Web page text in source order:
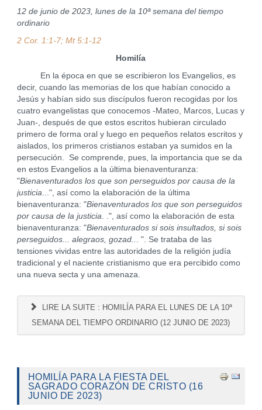
12 de junio de 2023, lunes de la 10ª semana del tiempo
ordinario
2 Cor. 1:1-7; Mt 5:1-12
Homilía
En la época en que se escribieron los Evangelios, es
decir, cuando las memorias de los que habían conocido a
Jesús y habían sido sus discípulos fueron recogidas por los
cuatro evangelistas que conocemos -Mateo, Marcos, Lucas y
Juan-, después de que estos escritos hubieran circulado
primero de forma oral y luego en pequeños relatos escritos y
aislados, los primeros cristianos estaban ya sumidos en la
persecución. Se comprende, pues, la importancia que se da
en estos Evangelios a la última bienaventuranza:
"Bienaventurados los que son perseguidos por causa de la
justicia...", así como la elaboración de la última
bienaventuranza: "Bienaventurados los que son perseguidos
por causa de la justicia. .", así como la elaboración de esta
bienaventuranza: "Bienaventurados si sois insultados, si sois
perseguidos... alegraos, gozad.. . ". Se trataba de las
tensiones vividas entre las autoridades de la religión judía
tradicional y el naciente cristianismo que era percibido como
una nueva secta y una amenaza.
LIRE LA SUITE : HOMILÍA PARA EL LUNES DE LA 10ª
SEMANA DEL TIEMPO ORDINARIO (12 JUNIO DE 2023)
HOMILÍA PARA LA FIESTA DEL
SAGRADO CORAZÓN DE CRISTO (16
JUNIO DE 2023)